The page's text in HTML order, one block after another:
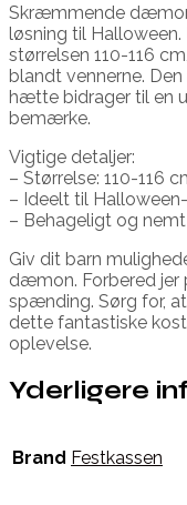
Skræmmende
løsning til
størrelsen 110-116
blandt vennerne.
hætte bidrager til en
bemærke.
Vigtige detaljer:
– Størrelse: 110-116
– Ideelt til
– Behageligt og
Giv dit barn
dæmon. Forbered
spænding. Sørg for,
dette fantastiske
oplevelse.
Yderligere
Brand Festkassen